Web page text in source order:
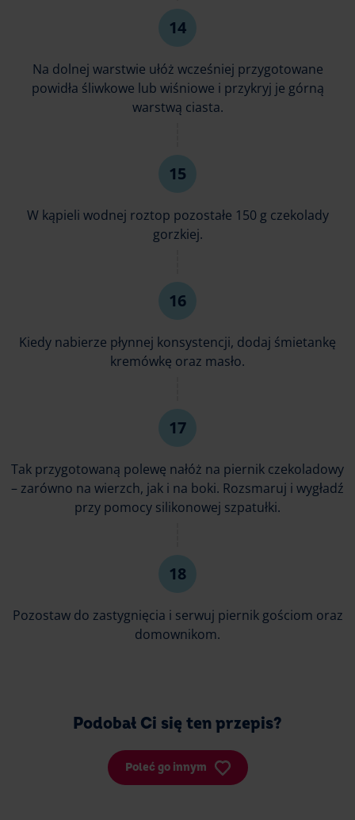
Na dolnej warstwie ułóż wcześniej przygotowane
powidła śliwkowe lub wiśniowe i przykryj je górną
warstwą ciasta.
W kąpieli wodnej roztop pozostałe 150 g czekolady
gorzkiej.
Kiedy nabierze płynnej konsystencji, dodaj śmietankę
kremówkę oraz masło.
Tak przygotowaną polewę nałóż na piernik czekoladowy
– zarówno na wierzch, jak i na boki. Rozsmaruj i wygładź
przy pomocy silikonowej szpatułki.
Pozostaw do zastygnięcia i serwuj piernik gościom oraz
domownikom.
Podobał Ci się ten przepis?
Poleć go innym